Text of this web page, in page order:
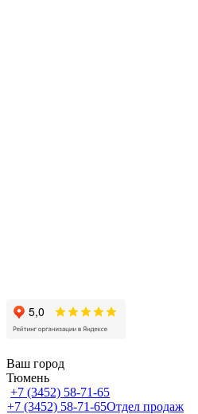
Ваш город
Тюмень
+7 (3452) 58-71-65
+7 (3452) 58-71-65Отдел продаж